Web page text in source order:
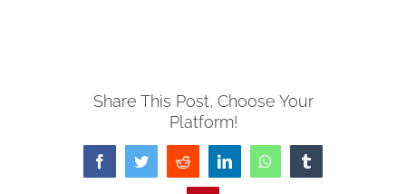
Share This Post, Choose Your
Platform!
FacebookTwitterReddit LinkedInWhatsApp